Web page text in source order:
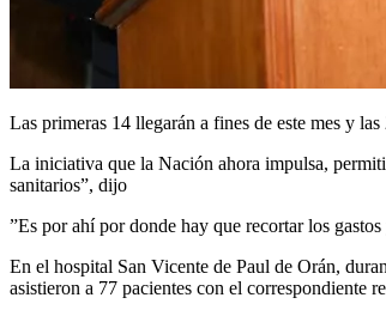
Las primeras 14 llegarán a fines de este mes y
La iniciativa que la Nación ahora impulsa,
sanitarios”, dijo
”Es por ahí por donde hay que recortar los
En el hospital San Vicente de Paul de Orán,
asistieron a 77 pacientes con el correspondiente